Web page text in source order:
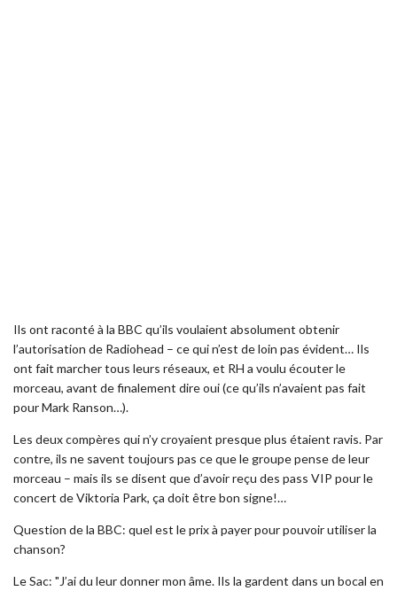
Ils ont raconté à la BBC qu’ils voulaient absolument obtenir
l’autorisation de Radiohead – ce qui n’est de loin pas évident… Ils
ont fait marcher tous leurs réseaux, et RH a voulu écouter le
morceau, avant de finalement dire oui (ce qu’ils n’avaient pas fait
pour Mark Ranson…).
Les deux compères qui n’y croyaient presque plus étaient ravis. Par
contre, ils ne savent toujours pas ce que le groupe pense de leur
morceau – mais ils se disent que d’avoir reçu des pass VIP pour le
concert de Viktoria Park, ça doit être bon signe!…
Question de la BBC: quel est le prix à payer pour pouvoir utiliser la
chanson?
Le Sac: "J’ai du leur donner mon âme. Ils la gardent dans un bocal en